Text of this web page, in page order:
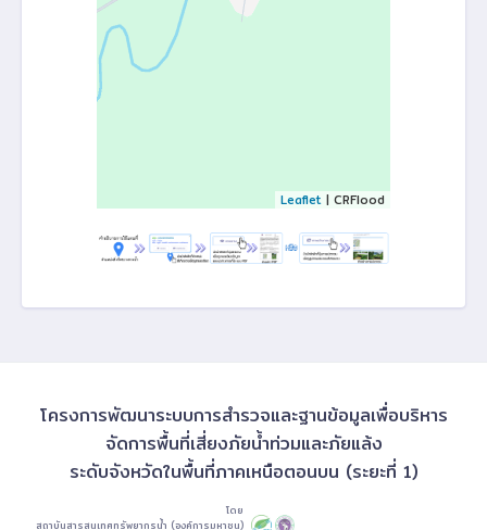
Leaflet | CRFlood
โครงการพัฒนาระบบการสำรวจและฐานข้อมูลเพื่อบริหาร
จัดการพื้นที่เสี่ยงภัยน้ำท่วมและภัยแล้ง
ระดับจังหวัดในพื้นที่ภาคเหนือตอนบน (ระยะที่ 1)
โดย
สถาบันสารสนเทศทรัพยากรน้ำ (องค์การมหาชน)